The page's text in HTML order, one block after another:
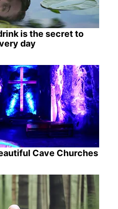
is the secret to
day
Cave Churches